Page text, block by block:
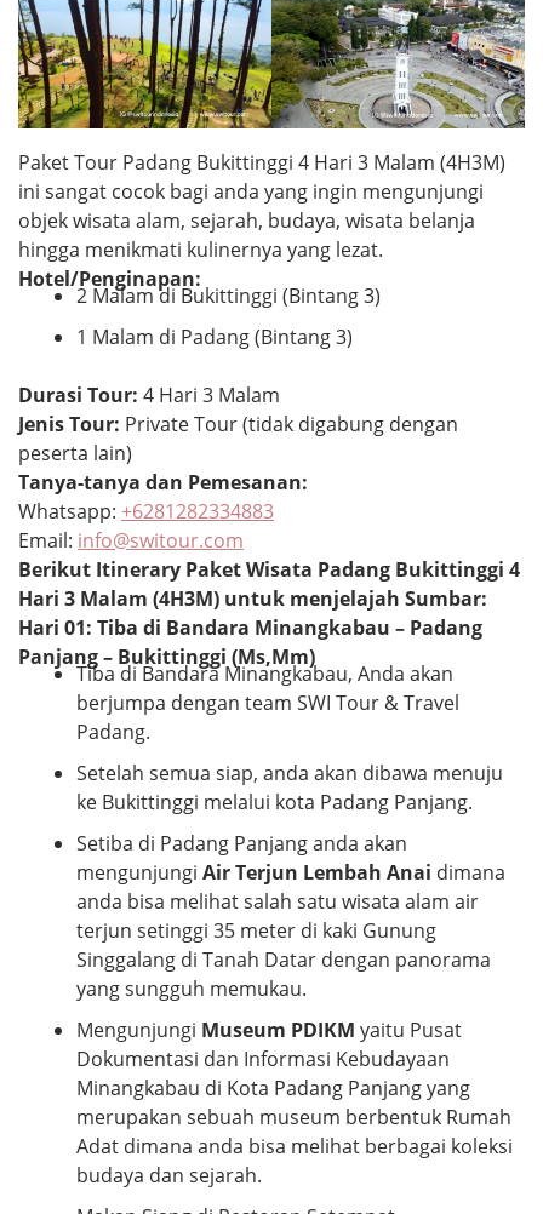
Paket Tour Padang Bukittinggi 4 Hari 3 Malam (4H3M)
ini sangat cocok bagi anda yang ingin mengunjungi
objek wisata alam, sejarah, budaya, wisata belanja
hingga menikmati kulinernya yang lezat.
Hotel/Penginapan:
2 Malam di Bukittinggi (Bintang 3)
1 Malam di Padang (Bintang 3)
Durasi Tour: 4 Hari 3 Malam
Jenis Tour: Private Tour (tidak digabung dengan
peserta lain)
Tanya-tanya dan Pemesanan:
Whatsapp: +6281282334883
Email: info@switour.com
Berikut Itinerary Paket Wisata Padang Bukittinggi 4
Hari 3 Malam (4H3M) untuk menjelajah Sumbar:
Hari 01: Tiba di Bandara Minangkabau – Padang
Panjang – Bukittinggi (Ms,Mm)
Tiba di Bandara Minangkabau, Anda akan
berjumpa dengan team SWI Tour & Travel
Padang.
Setelah semua siap, anda akan dibawa menuju
ke Bukittinggi melalui kota Padang Panjang.
Setiba di Padang Panjang anda akan
mengunjungi Air Terjun Lembah Anai dimana
anda bisa melihat salah satu wisata alam air
terjun setinggi 35 meter di kaki Gunung
Singgalang di Tanah Datar dengan panorama
yang sungguh memukau.
Mengunjungi Museum PDIKM yaitu Pusat
Dokumentasi dan Informasi Kebudayaan
Minangkabau di Kota Padang Panjang yang
merupakan sebuah museum berbentuk Rumah
Adat dimana anda bisa melihat berbagai koleksi
budaya dan sejarah.